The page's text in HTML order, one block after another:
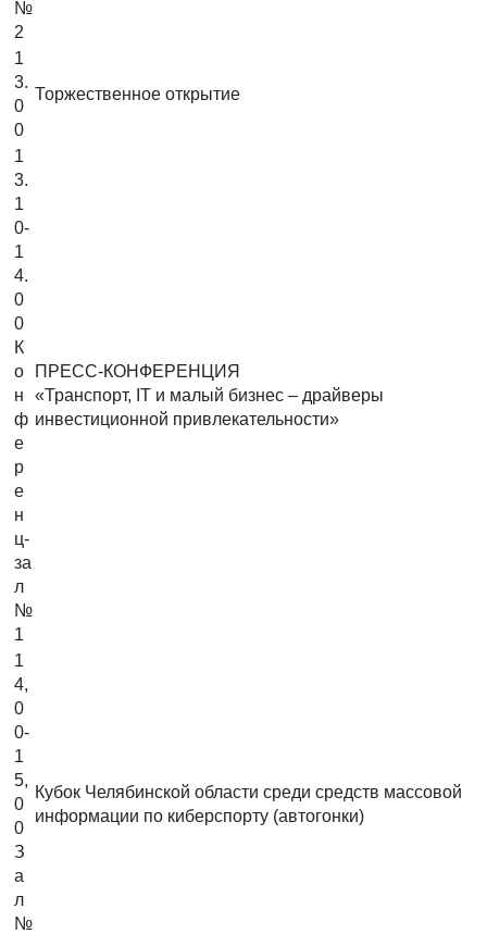
№
2
1
3.
0
0
Торжественное открытие
1
3.
1
0-
1
4.
0
0
К
о
н
ф
е
р
е
н
ц-
за
л
№
1
ПРЕСС-КОНФЕРЕНЦИЯ
«Транспорт, IT и малый бизнес – драйверы
инвестиционной привлекательности»
1
4,
0
0-
1
5,
0
0
З
а
л
№
Кубок Челябинской области среди средств массовой
информации по киберспорту (автогонки)